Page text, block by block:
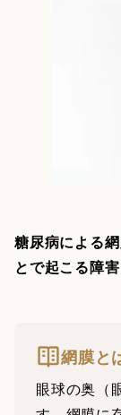
糖尿病による
とで起こる障害
網膜と
眼球の奥（